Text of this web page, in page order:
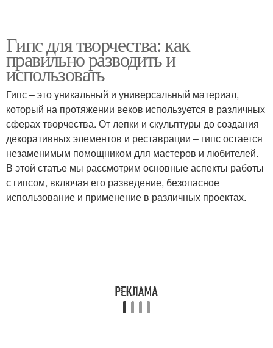
Гипс для творчества: как
правильно разводить и
использовать
Гипс – это уникальный и универсальный материал,
который на протяжении веков используется в различных
сферах творчества. От лепки и скульптуры до создания
декоративных элементов и реставрации – гипс остается
незаменимым помощником для мастеров и любителей.
В этой статье мы рассмотрим основные аспекты работы
с гипсом, включая его разведение, безопасное
использование и применение в различных проектах.